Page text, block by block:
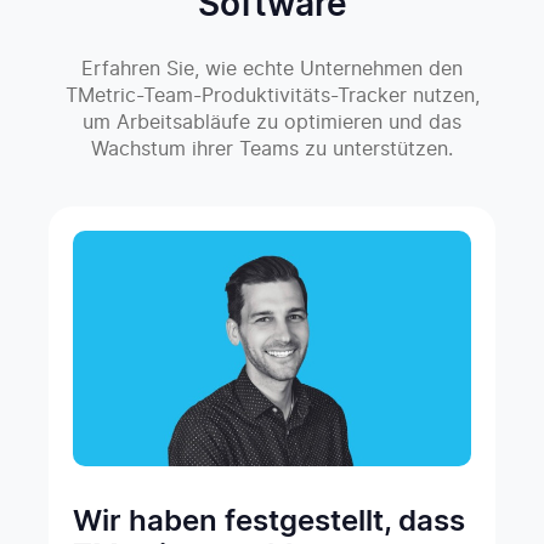
Erfahren Sie, wie echte Unternehmen den
TMetric-Team-Produktivitäts-Tracker nutzen,
um Arbeitsabläufe zu optimieren und das
Wachstum ihrer Teams zu unterstützen.
TMetric hilft uns, unsere
Wir haben festgestellt, dass
TMetric ist schneller,
Ich bin kürzlich vom